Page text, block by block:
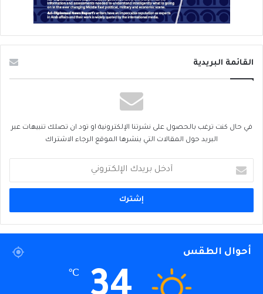
القائمة البريدية
في حال كنت ترغب بالحصول على نشرتنا الإلكترونية او تود ان تصلك تنبيهات عبر
البريد حول المقالات التي ينشرها الموقع الرجاء الاشتراك
بريدك
الإلكتروني
أحوال الطقس
℃